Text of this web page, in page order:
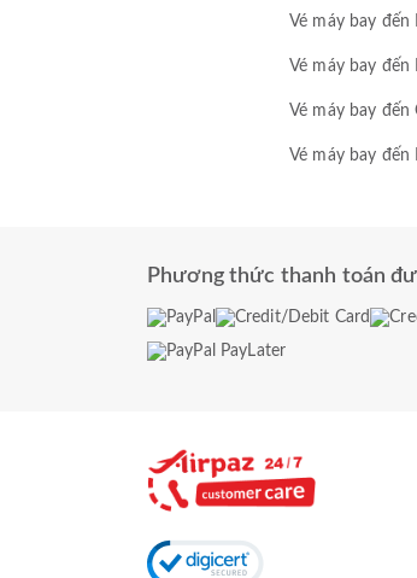
Vé máy bay đến
Vé máy bay đến
Vé máy bay đến
Vé máy bay đến
Phương thức thanh toán